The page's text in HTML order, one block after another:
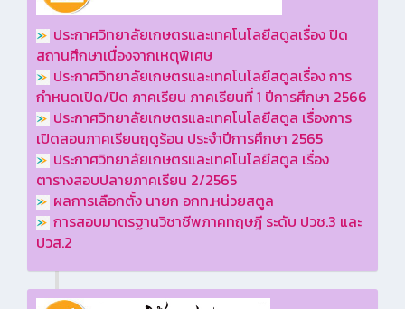
ประกาศวิทยาลัยเกษตรและเทคโนโลยีสตูลเรื่อง ปิด
สถานศึกษาเนื่องจากเหตุพิเศษ
ประกาศวิทยาลัยเกษตรและเทคโนโลยีสตูลเรื่อง การ
กำหนดเปิด/ปิด ภาคเรียน ภาคเรียนที่ 1 ปีการศึกษา 2566
ประกาศวิทยาลัยเกษตรและเทคโนโลยีสตูล เรื่องการ
เปิดสอนภาคเรียนฤดูร้อน ประจำปีการศึกษา 2565
ประกาศวิทยาลัยเกษตรและเทคโนโลยีสตูล เรื่อง
ตารางสอบปลายภาคเรียน 2/2565
ผลการเลือกตั้ง นายก อกท.หน่วยสตูล
การสอบมาตรฐานวิชาชีพภาคทฤษฎี ระดับ ปวช.3 และ
ปวส.2